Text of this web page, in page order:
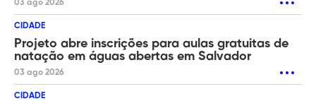
03 ago 2026
CIDADE
Projeto abre inscrições para aulas gratuitas de
natação em águas abertas em Salvador
03 ago 2026
CIDADE